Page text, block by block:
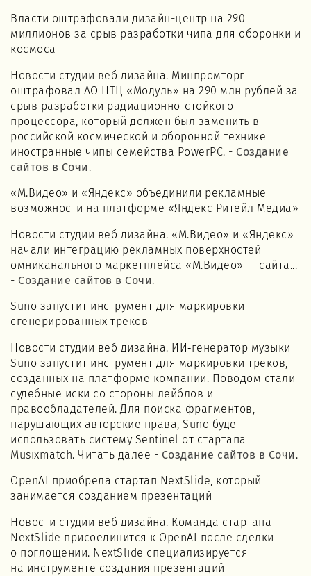
Власти оштрафовали дизайн-центр на 290
миллионов за срыв разработки чипа для оборонки и
космоса
Новости студии веб дизайна. Минпромторг
оштрафовал АО НТЦ «Модуль» на 290 млн рублей за
срыв разработки радиационно-стойкого
процессора, который должен был заменить в
российской космической и оборонной технике
иностранные чипы семейства PowerPC. - Создание
сайтов в Сочи .
«М.Видео» и «Яндекс» объединили рекламные
возможности на платформе «Яндекс Ритейл Медиа»
Новости студии веб дизайна. «М.Видео» и «Яндекс»
начали интеграцию рекламных поверхностей
омниканального маркетплейса «М.Видео» — сайта...
- Создание сайтов в Сочи.
Suno запустит инструмент для маркировки
сгенерированных треков
Новости студии веб дизайна. ИИ‑генератор музыки
Suno запустит инструмент для маркировки треков,
созданных на платформе компании. Поводом стали
судебные иски со стороны лейблов и
правообладателей. Для поиска фрагментов,
нарушающих авторские права, Suno будет
использовать систему Sentinel от стартапа
Musixmatch. Читать далее - Создание сайтов в Сочи .
OpenAI приобрела стартап NextSlide, который
занимается созданием презентаций
Новости студии веб дизайна. Команда стартапа
NextSlide присоединится к OpenAI после сделки
о поглощении. NextSlide специализируется
на инструменте создания презентаций